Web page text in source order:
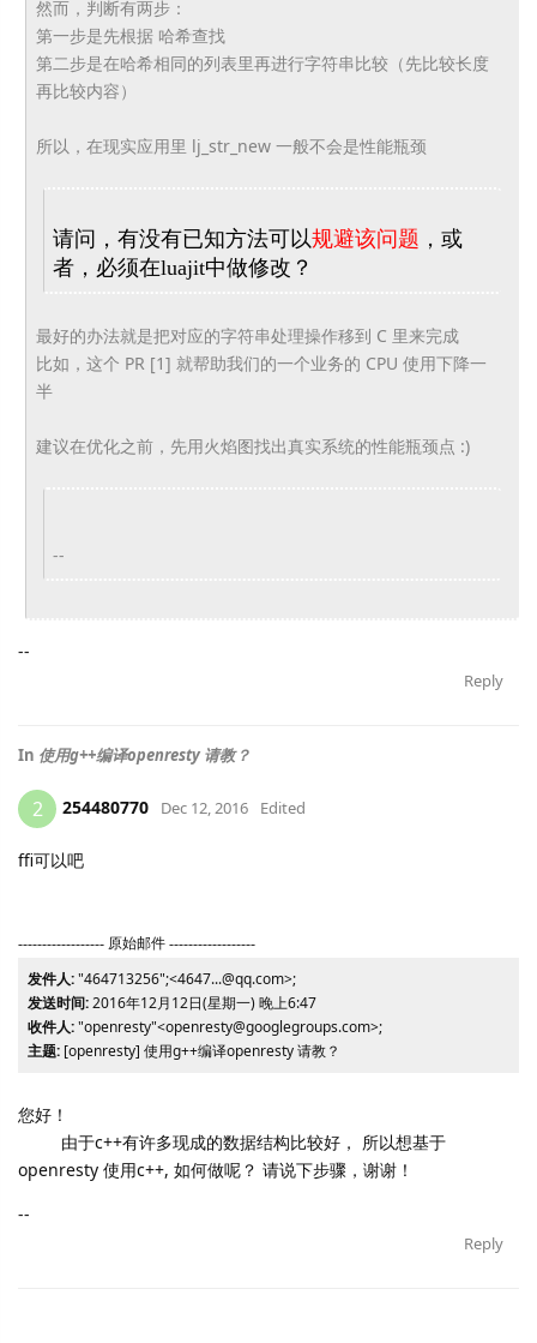
然而，判断有两步：
第一步是先根据 哈希查找
第二步是在哈希相同的列表里再进行字符串比较（先比较长度
再比较内容）
所以，在现实应用里 lj_str_new 一般不会是性能瓶颈
请问，有没有已知方法可以规避该问题 ，或
者， 必须在luajit中做修改？
最好的办法就是把对应的字符串处理操作移到 C 里来完成
比如，这个 PR [1] 就帮助我们的一个业务的 CPU 使用下降一
半
建议在优化之前，先用火焰图找出真实系统的性能瓶颈点 :)
--
--
Reply
In 使用g++编译openresty 请教？
2 254480770 Dec 12, 2016 Edited
ffi可以吧
------------------ 原始邮件 ------------------
发件人:"464713256";<4647...@qq.com>;
发送时间:2016年12月12日(星期一) 晚上6:47
收件人:"openresty"<openresty@googlegroups.com>;
主题: [openresty] 使用g++编译openresty 请教？
您好！
由于c++有许多现成的数据结构比较好， 所以想基于
openresty 使用c++, 如何做呢？ 请说下步骤，谢谢！
--
Reply